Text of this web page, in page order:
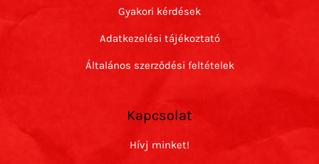
Gyakori kérdések
Adatkezelési tájékoztató
Általános szerződési feltételek
Kapcsolat
Hívj minket!